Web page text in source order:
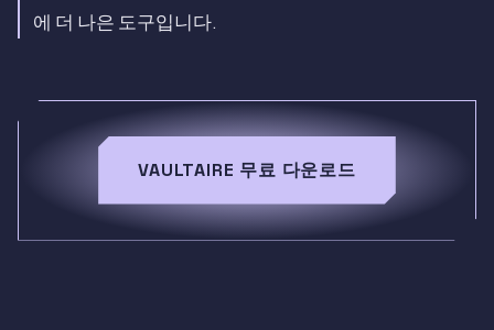
에 더 나은 도구입니다.
VAULTAIRE 무료 다운로드